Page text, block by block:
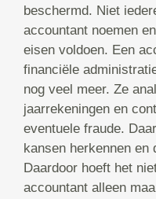
beschermd. Niet
accountant noemen
eisen voldoen. Een
financiële
nog veel meer. Ze
jaarrekeningen en
eventuele fraude.
kansen herkennen en
Daardoor hoeft het
accountant alleen